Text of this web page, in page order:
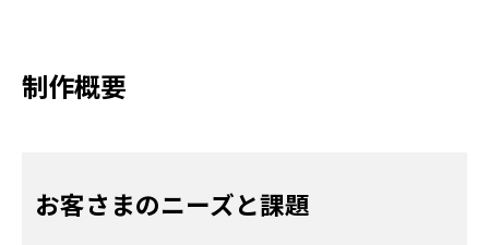
制作概要
お客さまのニーズと課題